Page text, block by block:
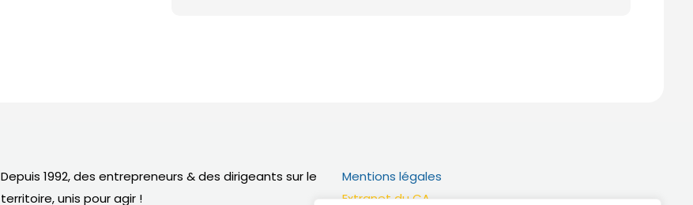
Depuis 1992, des entrepreneurs & des dirigeants sur le
territoire,unis pour agir !
Mentions légales
Extranet du CA